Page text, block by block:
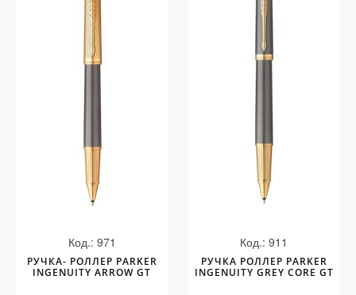
Код.: 971
РУЧКА- РОЛЛЕР PARKER
INGENUITY ARROW GT
Код.: 911
РУЧКА РОЛЛЕР PARKER
INGENUITY GREY CORE GT